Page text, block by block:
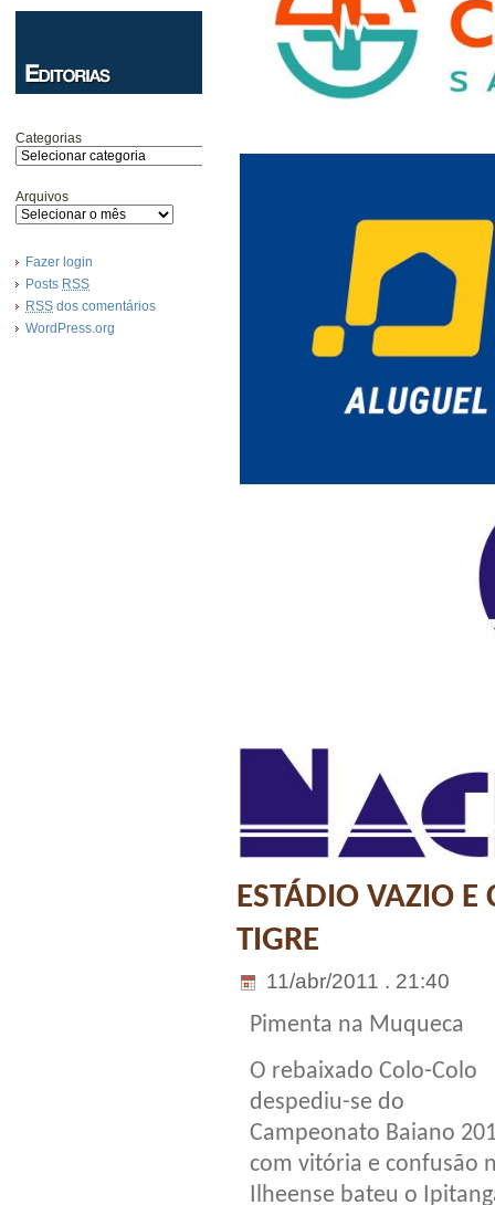
Categorias
Arquivos
Fazer login
Posts RSS
RSS dos comentários
WordPress.org
ESTÁDIO VAZIO
TIGRE
11/abr/2011 . 21:40
Pimenta na Muqueca
O rebaixado Colo-Colo
despediu-se do
Campeonato Baiano
com vitória e confusão
Ilheense bateu o